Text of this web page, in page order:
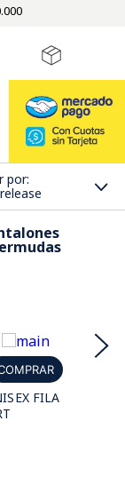
por
FILA